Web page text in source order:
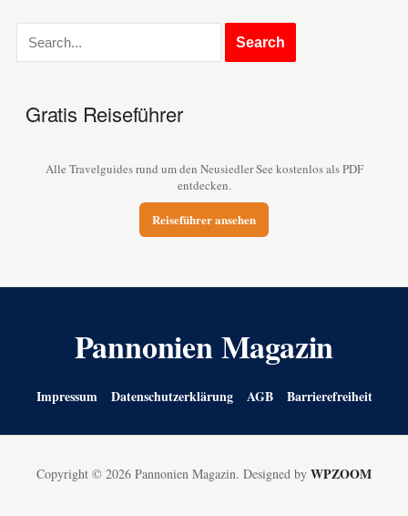
Gratis Reiseführer
Alle Travelguides rund um den Neusiedler See kostenlos als PDF
entdecken.
Reiseführer ansehen
Pannonien Magazin
Impressum Datenschutzerklärung AGB Barrierefreiheit
Copyright © 2026 Pannonien Magazin. Designed by WPZOOM